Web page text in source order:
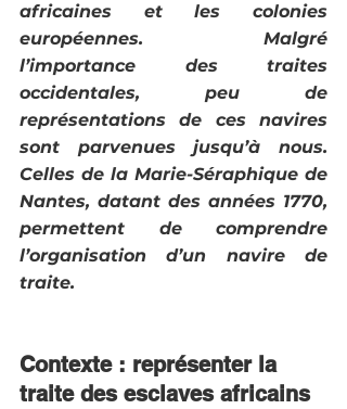
africaines et les colonies
européennes. Malgré
l’importance des traites
occidentales, peu de
représentations de ces navires
sont parvenues jusqu’à nous.
Celles de la Marie-Séraphique de
Nantes, datant des années 1770,
permettent de comprendre
l’organisation d’un navire de
traite.
Contexte : représenter la
traite des esclaves africains